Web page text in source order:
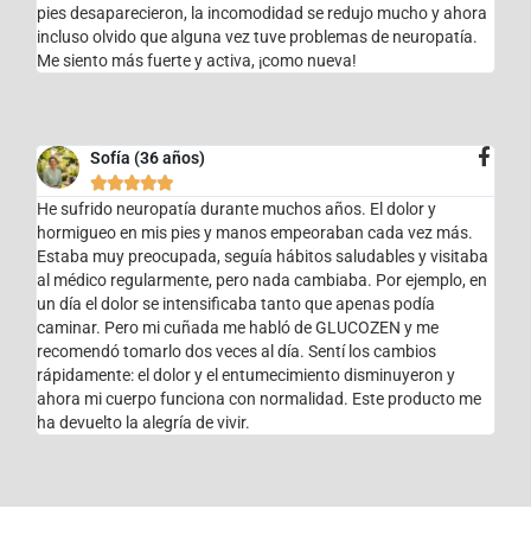
pies desaparecieron, la incomodidad se redujo mucho y ahora
incluso olvido que alguna vez tuve problemas de neuropatía.
Me siento más fuerte y activa, ¡como nueva!
Sofía (36 años)

He sufrido neuropatía durante muchos años. El dolor y
hormigueo en mis pies y manos empeoraban cada vez más.
Estaba muy preocupada, seguía hábitos saludables y visitaba
al médico regularmente, pero nada cambiaba. Por ejemplo, en
un día el dolor se intensificaba tanto que apenas podía
caminar. Pero mi cuñada me habló de GLUCOZEN y me
recomendó tomarlo dos veces al día. Sentí los cambios
rápidamente: el dolor y el entumecimiento disminuyeron y
ahora mi cuerpo funciona con normalidad. Este producto me
ha devuelto la alegría de vivir.